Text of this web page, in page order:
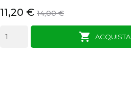
11,20 € 14,00 €
 ACQUISTA
ANTEPRIMA